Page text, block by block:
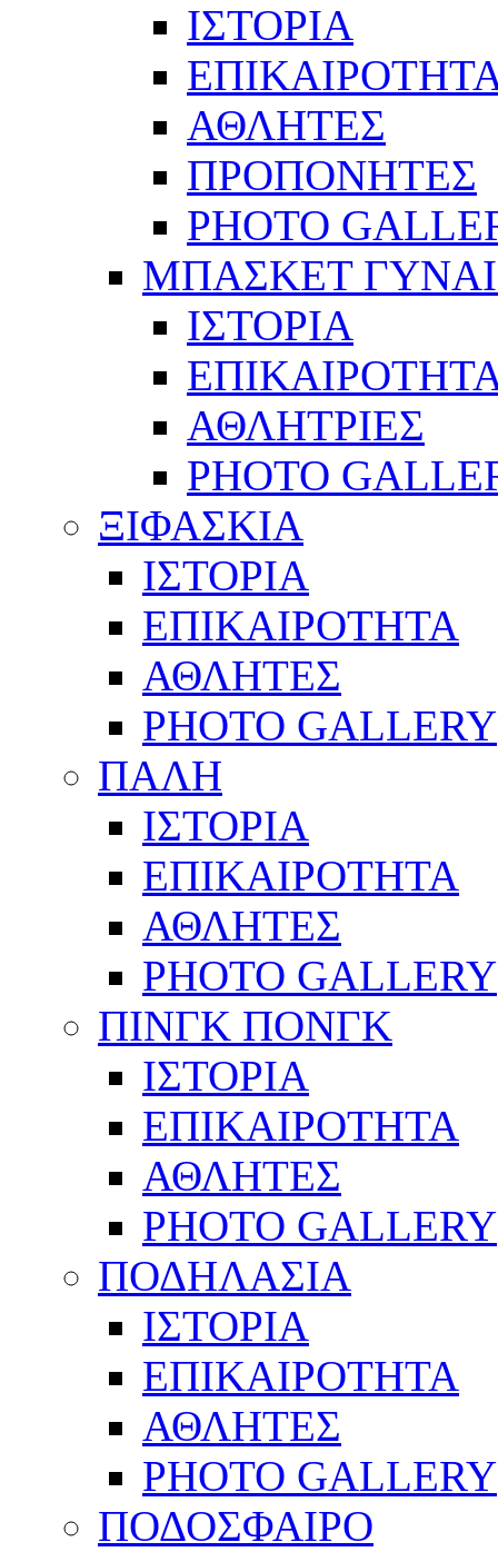
ΙΣΤΟΡΙΑ
ΑΘΛΗΤΕΣ
ΠΡΟΠΟΝΗΤΕΣ
PHOTO
ΜΠΑΣΚΕΤ
ΙΣΤΟΡΙΑ
ΑΘΛΗΤΡΙΕΣ
PHOTO
ΞΙΦΑΣΚΙΑ
ΙΣΤΟΡΙΑ
ΕΠΙΚΑΙΡΟΤΗΤΑ
ΑΘΛΗΤΕΣ
PHOTO GALLERY
ΠΑΛΗ
ΙΣΤΟΡΙΑ
ΕΠΙΚΑΙΡΟΤΗΤΑ
ΑΘΛΗΤΕΣ
PHOTO GALLERY
ΠΙΝΓΚ ΠΟΝΓΚ
ΙΣΤΟΡΙΑ
ΕΠΙΚΑΙΡΟΤΗΤΑ
ΑΘΛΗΤΕΣ
PHOTO GALLERY
ΠΟΔΗΛΑΣΙΑ
ΙΣΤΟΡΙΑ
ΕΠΙΚΑΙΡΟΤΗΤΑ
ΑΘΛΗΤΕΣ
PHOTO GALLERY
ΠΟΔΟΣΦΑΙΡΟ